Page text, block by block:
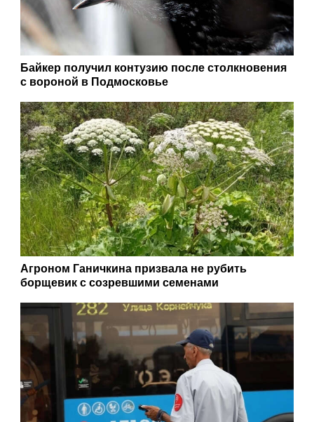
Байкер получил контузию после столкновения
с вороной в Подмосковье
Агроном Ганичкина призвала не рубить
борщевик с созревшими семенами